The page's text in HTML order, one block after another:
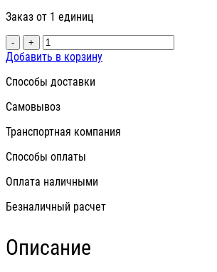
Заказ от 1 единиц
- +
Добавить в корзину
Способы доставки
Самовывоз
Транспортная компания
Способы оплаты
Оплата наличными
Безналичный расчет
Описание